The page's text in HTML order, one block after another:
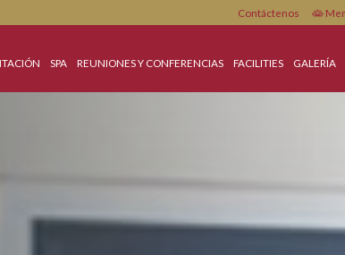
ALIMENTACIÓN SPA REUNIONES Y CONFERENCIAS